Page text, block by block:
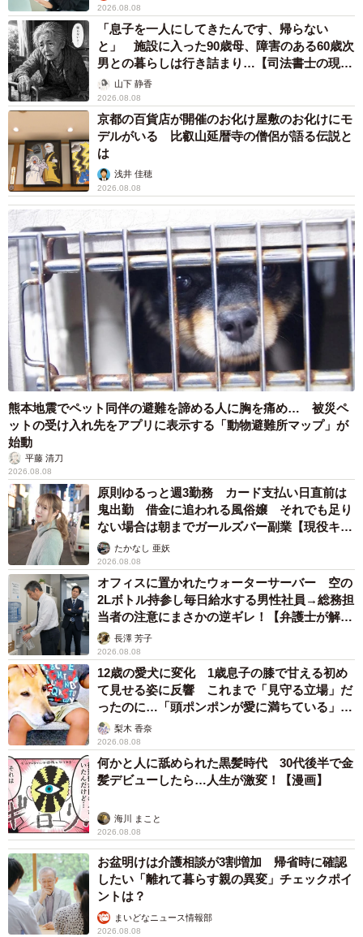
2026.08.08
「息子を一人にしてきたんです、帰らない
と」 施設に入った90歳母、障害のある60歳次
男との暮らしは行き詰まり…【司法書士の現場
から】山下 静香
2026.08.08
京都の百貨店が開催のお化け屋敷のお化けにモ
デルがいる 比叡山延暦寺の僧侶が語る伝説と
は
浅井 佳穂
2026.08.08
熊本地震でペット同伴の避難を諦める人に胸を痛め… 被災ペ
ットの受け入れ先をアプリに表示する「動物避難所マップ」が
始動
平藤 清刀
2026.08.08
原則ゆるっと週3勤務 カード支払い日直前は
鬼出勤 借金に追われる風俗嬢 それでも足り
ない場合は朝までガールズバー副業【現役キャ
ストに取材】
たかなし 亜妖
2026.08.08
オフィスに置かれたウォーターサーバー 空の
2Lボトル持参し毎日給水する男性社員→総務担
当者の注意にまさかの逆ギレ！【弁護士が解
説】長澤 芳子
2026.08.08
12歳の愛犬に変化 1歳息子の膝で甘える初め
て見せる姿に反響 これまで「見守る立場」だ
ったのに…「頭ポンポンが愛に満ちている」
「尊…」
梨木 香奈
2026.08.08
何かと人に舐められた黒髪時代 30代後半で金
髪デビューしたら…人生が激変！【漫画】
海川 まこと
2026.08.08
お盆明けは介護相談が3割増加 帰省時に確認
したい「離れて暮らす親の異変」チェックポイ
ントは？
まいどなニュース情報部
2026.08.08